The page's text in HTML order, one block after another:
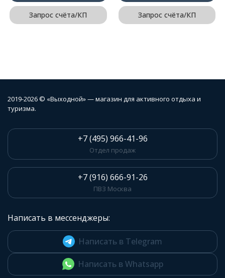
Запрос счёта/КП Запрос счёта/КП
2019-2026 © «Выходной» — магазин для активного отдыха и
туризма.
+7 (495) 966-41-96
Отдел продаж
+7 (916) 666-91-26
ПВЗ Москва
Написать в мессенджеры:
Написать в Telegram
Написать в Whatsapp